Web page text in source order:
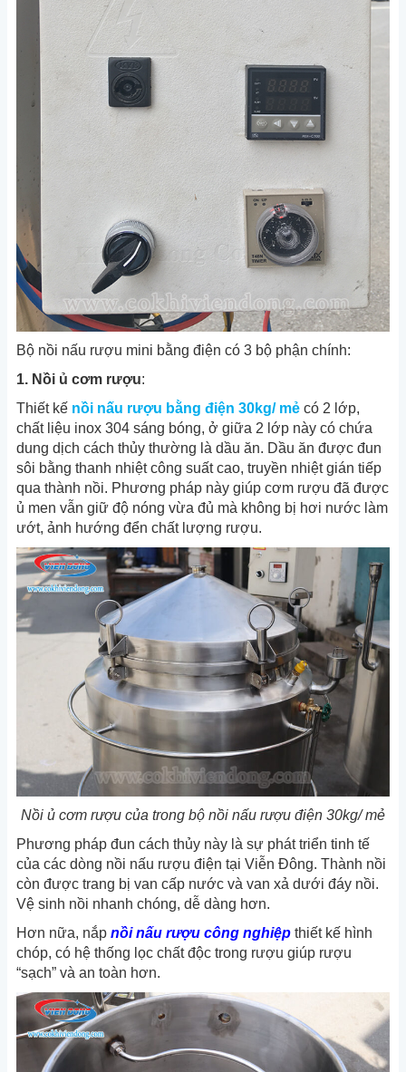
Bộ nồi nấu rượu mini bằng điện có 3 bộ phận chính:
1. Nồi ủ cơm rượu:
Thiết kế nồi nấu rượu bằng điện 30kg/ mẻ có 2 lớp,
chất liệu inox 304 sáng bóng, ở giữa 2 lớp này có chứa
dung dịch cách thủy thường là dầu ăn. Dầu ăn được đun
sôi bằng thanh nhiệt công suất cao, truyền nhiệt gián tiếp
qua thành nồi. Phương pháp này giúp cơm rượu đã được
ủ men vẫn giữ độ nóng vừa đủ mà không bị hơi nước làm
ướt, ảnh hướng đển chất lượng rượu.
Nồi ủ cơm rượu của trong bộ nồi nấu rượu điện 30kg/ mẻ
Phương pháp đun cách thủy này là sự phát triển tinh tế
của các dòng nồi nấu rượu điện tại Viễn Đông. Thành nồi
còn được trang bị van cấp nước và van xả dưới đáy nồi.
Vệ sinh nồi nhanh chóng, dễ dàng hơn.
Hơn nữa, nắp nồi nấu rượu công nghiệp thiết kế hình
chóp, có hệ thống lọc chất độc trong rượu giúp rượu
“sạch” và an toàn hơn.